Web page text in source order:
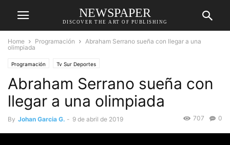
NEWSPAPER
DISCOVER THE ART OF PUBLISHING
Home Programación
Abraham Serrano sueña con llegar a una
olimpiada
Programación Tv Sur Deportes
Abraham Serrano sueña con
llegar a una olimpiada
By Johan Garcia G. - 9 de abril de 2019 0
707